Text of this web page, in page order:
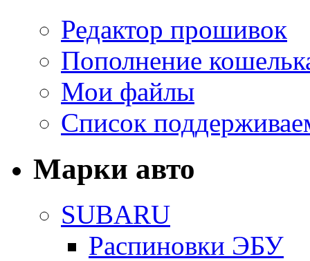
Редактор прошивок
Пополнение
Мои файлы
Список
Марки авто
SUBARU
Распиновки ЭБУ